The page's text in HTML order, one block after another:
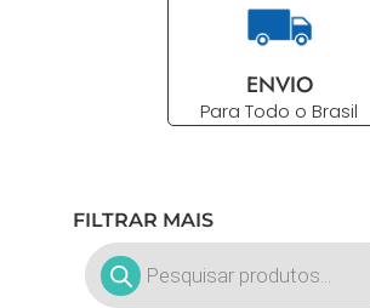
ENVIO
Para Todo o Brasil
FILTRAR MAIS